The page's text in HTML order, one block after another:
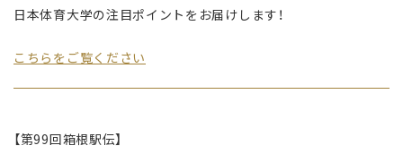
日本体育大学の注目ポイントをお届けします！
こちらをご覧ください
【第99回箱根駅伝】